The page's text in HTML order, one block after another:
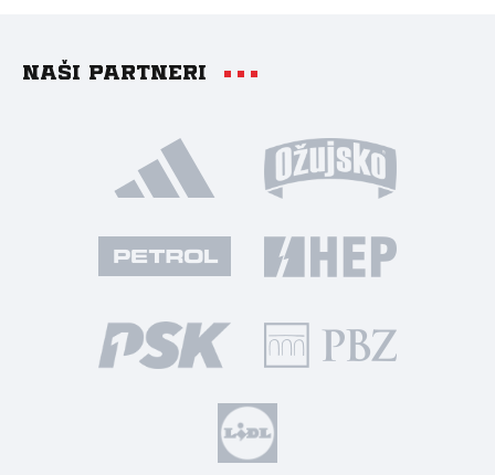
Naši partneri